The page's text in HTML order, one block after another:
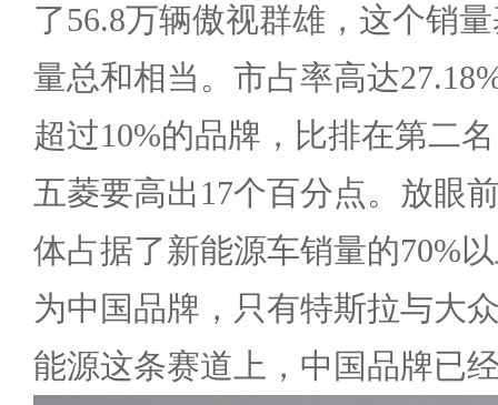
了56.8万辆傲视群雄，这个销
量总和相当。市占率高达
超过10%的品牌，比排在第二
五菱要高出17个百分点。放眼
体占据了新能源车销量的70%
为中国品牌，只有特斯拉与大
能源这条赛道上，中国品牌已